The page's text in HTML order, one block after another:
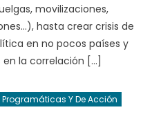
movilizaciones,
hasta crear crisis de
en no pocos países y
la correlación […]
Programáticas Y De Acción